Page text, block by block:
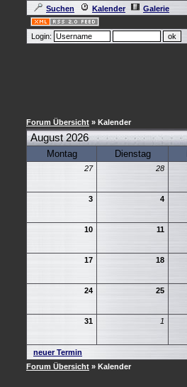
Suchen Kalender Galerie
Login:
Forum Übersicht » Kalender
August 2026
Montag Dienstag
27 28
3 4
10 11
17 18
24 25
31 1
neuer Termin
Forum Übersicht » Kalender